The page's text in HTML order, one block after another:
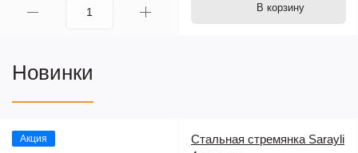
В корзину
Новинки
Акция
Стальная стремянка Sarayli